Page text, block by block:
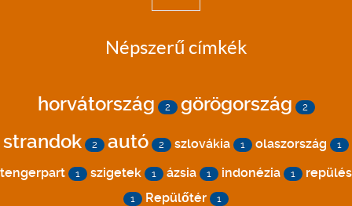
Népszerű címkék
horvátország 2 görögország 2
strandok 2 autó 2 szlovákia 1 olaszország 1
tengerpart 1 szigetek 1 ázsia 1 indonézia 1 repülés
1 Repülőtér 1